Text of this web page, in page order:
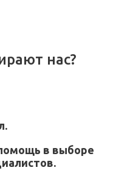
нас?
в выборе